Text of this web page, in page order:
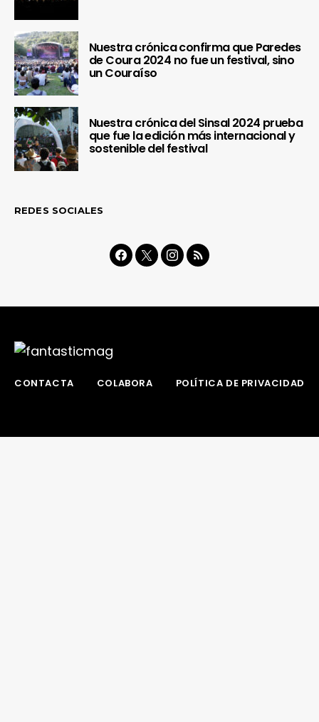
Nuestra crónica confirma que Paredes
de Coura 2024 no fue un festival, sino
un Couraíso
Nuestra crónica del Sinsal 2024 prueba
que fue la edición más internacional y
sostenible del festival
REDES SOCIALES
CONTACTA COLABORA POLÍTICA DE PRIVACIDAD